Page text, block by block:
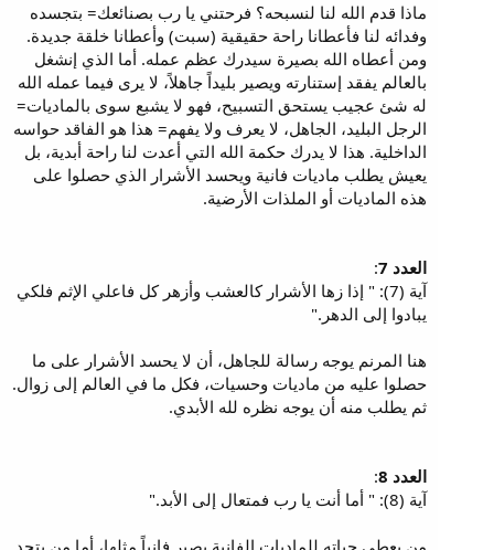
ماذا قدم الله لنا لنسبحه؟ فرحتني يا رب بصنائعك= بتجسده
وفدائه لنا فأعطانا راحة حقيقية (سبت) وأعطانا خلقة جديدة.
ومن أعطاه الله بصيرة سيدرك عظم عمله. أما الذي إنشغل
بالعالم يفقد إستنارته ويصير بليداً جاهلاً، لا يرى فيما عمله الله
له شئ عجيب يستحق التسبيح، فهو لا يشبع سوى بالماديات=
الرجل البليد، الجاهل، لا يعرف ولا يفهم= هذا هو الفاقد حواسه
الداخلية. هذا لا يدرك حكمة الله التي أعدت لنا راحة أبدية، بل
يعيش يطلب ماديات فانية ويحسد الأشرار الذي حصلوا على
هذه الماديات أو الملذات الأرضية.
العدد 7
:
آية (7): " إذا زها الأشرار كالعشب وأزهر كل فاعلي الإثم فلكي
يبادوا إلى الدهر."
هنا المرنم يوجه رسالة للجاهل، أن لا يحسد الأشرار على ما
حصلوا عليه من ماديات وحسيات، فكل ما في العالم إلى زوال.
ثم يطلب منه أن يوجه نظره لله الأبدي.
العدد 8
:
آية (8): " أما أنت يا رب فمتعال إلى الأبد."
من يعطي حياته للماديات الفانية يصير فانياً مثلها، أما من يتحد